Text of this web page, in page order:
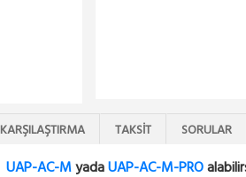
KARŞILAŞTIRMA TAKSIT SORULAR
UAP-AC-MyadaUAP-AC-M-PRO